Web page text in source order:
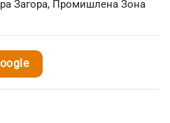
Загора, Промишлена Зона